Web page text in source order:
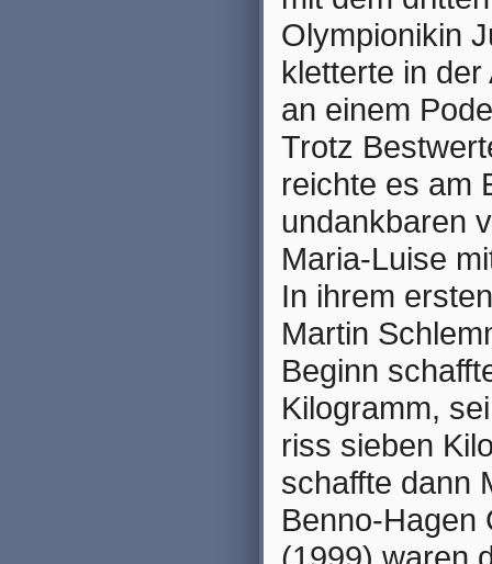
Olympionikin
kletterte in
an einem
Trotz
reichte es am
undankbaren
Maria-Luise
In ihrem
Martin
Beginn
Kilogramm,
riss sieben
schaffte dann
Benno-Hagen